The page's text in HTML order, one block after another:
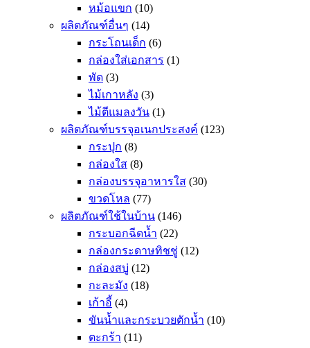
หม้อแขก (10)
ผลิตภัณฑ์อื่นๆ (14)
กระโถนเด็ก (6)
กล่องใส่เอกสาร (1)
พัด (3)
ไม้เกาหลัง (3)
ไม้ตีแมลงวัน (1)
ผลิตภัณฑ์บรรจุอเนกประสงค์ (123)
กระปุก (8)
กล่องใส (8)
กล่องบรรจุอาหารใส (30)
ขวดโหล (77)
ผลิตภัณฑ์ใช้ในบ้าน (146)
กระบอกฉีดน้ำ (22)
กล่องกระดาษทิชชู่ (12)
กล่องสบู่ (12)
กะละมัง (18)
เก้าอี้ (4)
ขันน้ำและกระบวยตักน้ำ (10)
ตะกร้า (11)